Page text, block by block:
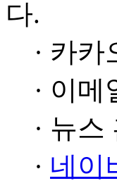
다.
· 카
· 이메
· 뉴
· 네이